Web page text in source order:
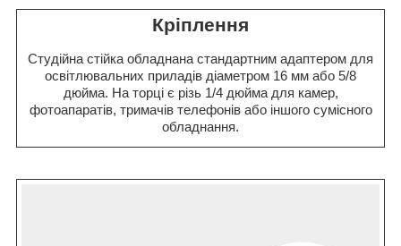
Кріплення
Студійна стійка обладнана стандартним адаптером для
освітлювальних приладів діаметром 16 мм або 5/8
дюйма. На торці є різь 1/4 дюйма для камер,
фотоапаратів, тримачів телефонів або іншого сумісного
обладнання.